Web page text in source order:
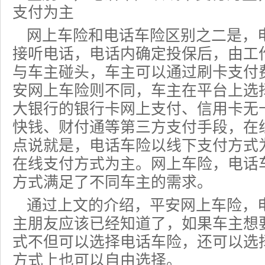
支付为主
网上车险和电话车险区别之二是，
接听电话，电话内确定投保后，由工
与车主碰头，车主可以通过刷卡支
安网上车险则不同，车主在平台上
大银行的银行卡网上支付、信用卡
快钱、财付通等第三方支付手段，在
点说就是，电话车险以线下支付方
在线支付方式为主。网上车险，电
方式满足了不同车主的需求。
通过上文的介绍，平安网上车险，
主朋友应该已经知道了，如果车主
式不但可以选择电话车险，还可以
方式上也可以自由选择。